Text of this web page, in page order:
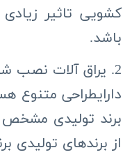
کشویی تاثیر
باشد.
2. یراق آلات نصب
دارایطراحی متنوع
برند تولیدی
از برندهای تولیدی